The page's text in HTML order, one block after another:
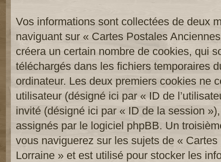
Vos informations sont collectées de deux
naviguant sur « Cartes Postales
créera un certain nombre de cookies, qui
téléchargés dans les fichiers temporaires
ordinateur. Les deux premiers cookies ne
utilisateur (désigné ici par « ID de
invité (désigné ici par « ID de la session
assignés par le logiciel phpBB. Un
vous naviguerez sur les sujets de «
Lorraine » et est utilisé pour stocker les